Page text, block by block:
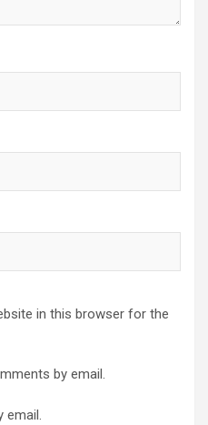
in this browser for the
by email.
email.